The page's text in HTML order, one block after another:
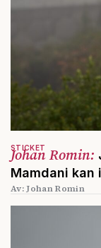
Johan Romin:
Mamdani
STICKET
Av: Johan Romin